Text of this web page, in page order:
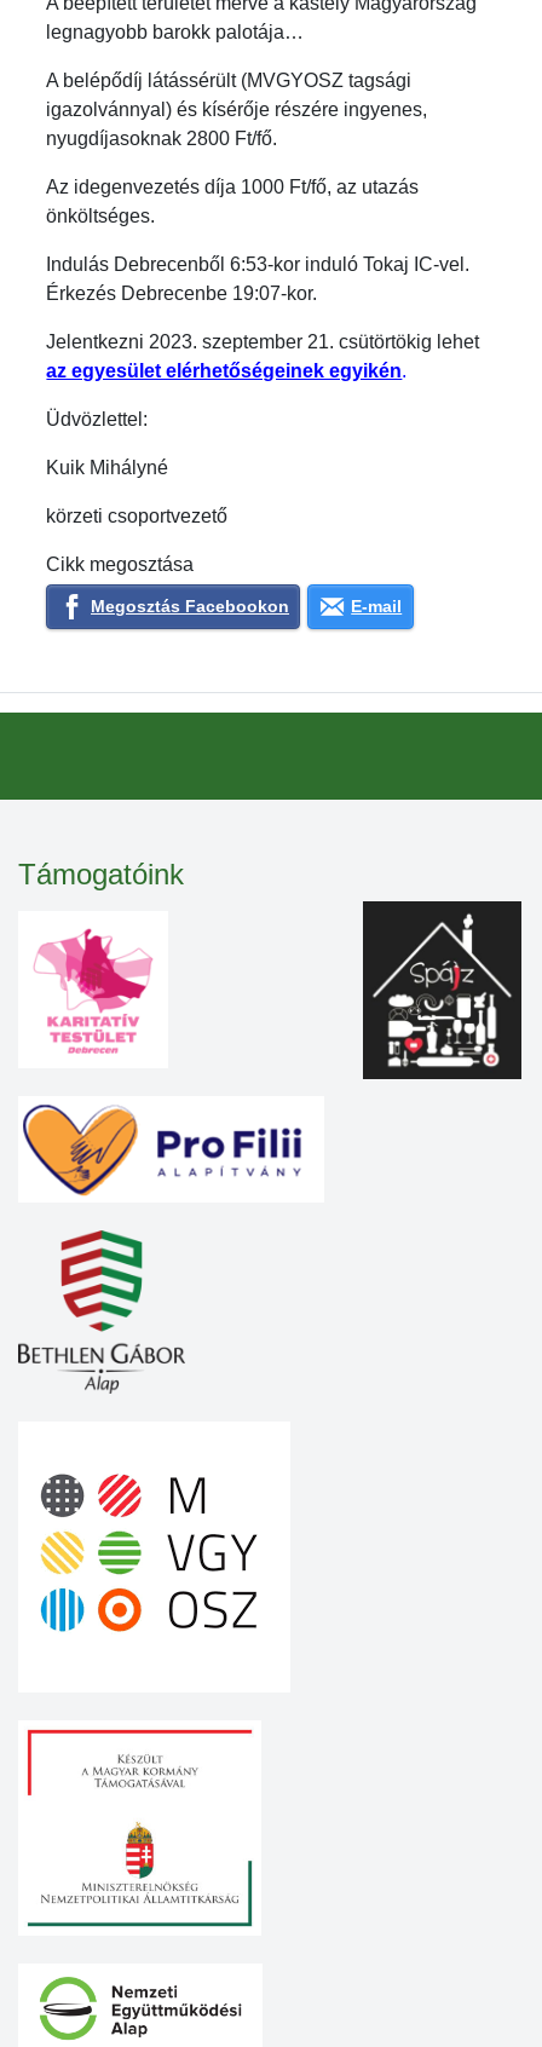
legnagyobb barokk palotája…
A belépődíj látássérült (MVGYOSZ tagsági
igazolvánnyal) és kísérője részére ingyenes,
nyugdíjasoknak 2800 Ft/fő.
Az idegenvezetés díja 1000 Ft/fő, az utazás
önköltséges.
Indulás Debrecenből 6:53-kor induló Tokaj IC-vel.
Érkezés Debrecenbe 19:07-kor.
Jelentkezni 2023. szeptember 21. csütörtökig lehet
az egyesület elérhetőségeinek egyikén.
Üdvözlettel:
Kuik Mihályné
körzeti csoportvezető
Cikk megosztása
Megosztás Facebookon E-mail
Támogatóink